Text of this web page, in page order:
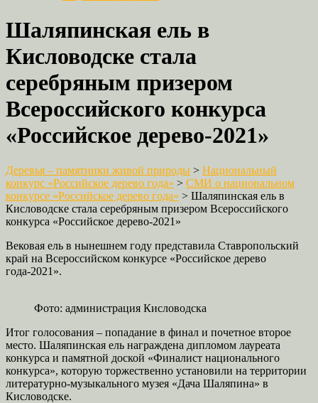
Шаляпинская ель в
Кисловодске стала
серебряным призером
Всероссийского конкурса
«Российское дерево-2021»
Деревья – памятники живой природы > Национальный
конкурс «Российское дерево года» > СМИ о национальном
конкурсе «Российское дерево года» > Шаляпинская ель в
Кисловодске стала серебряным призером Всероссийского
конкурса «Российское дерево-2021»
Вековая ель в нынешнем году представила Ставропольский
край на Всероссийском конкурсе «Российское дерево
года-2021».
Фото: администрация Кисловодска
Итог голосования – попадание в финал и почетное второе
место. Шаляпинская ель награждена дипломом лауреата
конкурса и памятной доской «Финалист национального
конкурса», которую торжественно установили на территории
литературно-музыкального музея «Дача Шаляпина» в
Кисловодске.